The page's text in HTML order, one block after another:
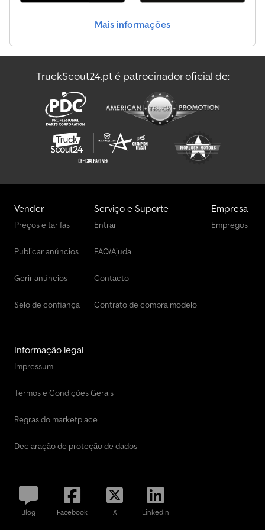
Informações técnicas Número de cilindros: 6 Cilindrada do motor:
máxima por eixo: 7.500 kg; Perfil do pneu esquerdo: 55%; Perfil do
do pneu: 315/70/22.5; Rodado duplo; Carga máxima por eixo: 11.500
esquerdo: 55%; Perfil do pneu interno direito: 55%; Perfil do pneu
externo direito: 55%; Suspensão: pneumática Marca do motor:
MERCEDES BENZ Pesos Peso vazio: 7.283 kg Dkodpfoyitxksx Ai Rjr
Capacidade de carga: 11.717 kg Peso bruto total: 19.000 kg
Capacidade máxima de tração: 44.000 kg Cabine Número de
assentos: 2
Mais informações
TruckScout24.pt é patrocinador oficial de:
Vender
Preços e tarifas
Publicar anúncios
Gerir anúncios
Selo de confiança
Serviço e Suporte
Entrar
FAQ/Ajuda
Contacto
Contrato de compra modelo
Empresa
Empregos
Informação legal
Impressum
Termos e Condições Gerais
Regras do marketplace
Declaração de proteção de dados
Blog Facebook X LinkedIn